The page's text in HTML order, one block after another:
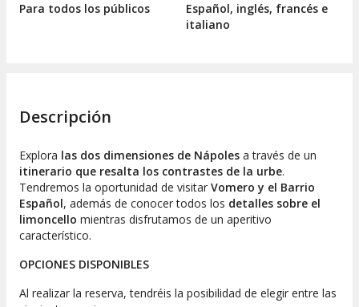
Para todos los públicos
Español, inglés, francés e
italiano
Descripción
Explora las dos dimensiones de Nápoles a través de un
itinerario que resalta los contrastes de la urbe.
Tendremos la oportunidad de visitar Vomero y el Barrio
Español, además de conocer todos los detalles sobre el
limoncello mientras disfrutamos de un aperitivo
característico.
OPCIONES DISPONIBLES
Al realizar la reserva, tendréis la posibilidad de elegir entre las